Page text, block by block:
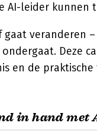
AI-leider kunnen
veranderen
Deze
en de
in hand met